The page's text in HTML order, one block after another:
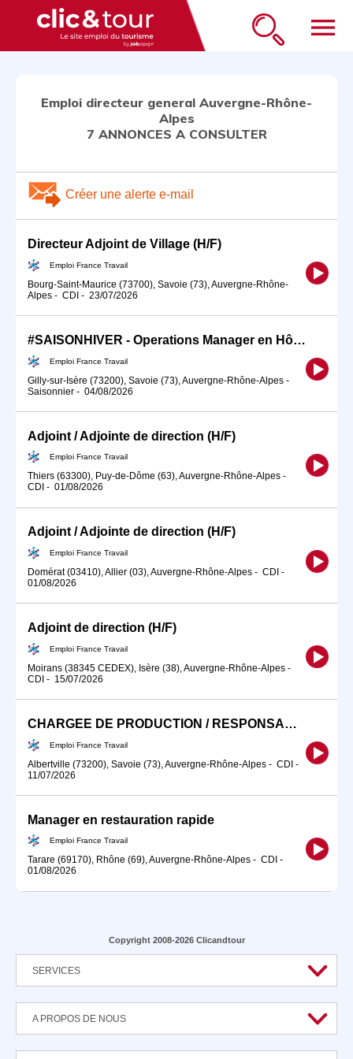
menu
Emploi directeur general Auvergne-Rhône-
Alpes
7 ANNONCES A CONSULTER
Créer une alerte e-mail
Directeur Adjoint de Village (H/F)
Emploi France Travail
Bourg-Saint-Maurice (73700), Savoie (73), Auvergne-Rhône-
Alpes - CDI - 23/07/2026
#SAISONHIVER - Operations Manager en Hôtellerie H/F (H/F)
Emploi France Travail
Gilly-sur-Isère (73200), Savoie (73), Auvergne-Rhône-Alpes -
Saisonnier - 04/08/2026
Adjoint / Adjointe de direction (H/F)
Emploi France Travail
Thiers (63300), Puy-de-Dôme (63), Auvergne-Rhône-Alpes -
CDI - 01/08/2026
Adjoint / Adjointe de direction (H/F)
Emploi France Travail
Domérat (03410), Allier (03), Auvergne-Rhône-Alpes - CDI -
01/08/2026
Adjoint de direction (H/F)
Emploi France Travail
Moirans (38345 CEDEX), Isère (38), Auvergne-Rhône-Alpes -
CDI - 15/07/2026
CHARGEE DE PRODUCTION / RESPONSABLE D'AGENCE (H/F)
Emploi France Travail
Albertville (73200), Savoie (73), Auvergne-Rhône-Alpes - CDI -
11/07/2026
Manager en restauration rapide
Emploi France Travail
Tarare (69170), Rhône (69), Auvergne-Rhône-Alpes - CDI -
01/08/2026
Copyright 2008-2026 Clicandtour
SERVICES
A PROPOS DE NOUS